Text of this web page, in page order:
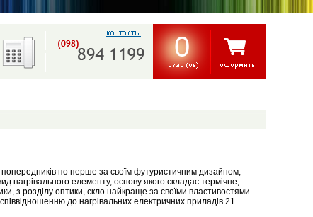
0
попередників по перше за своїм футуристичним дизайном,
нагрівального елементу, основу якого складає термічне,
з розділу оптики, скло найкраще за своїми властивостями
до нагрівальних електричних приладів 21